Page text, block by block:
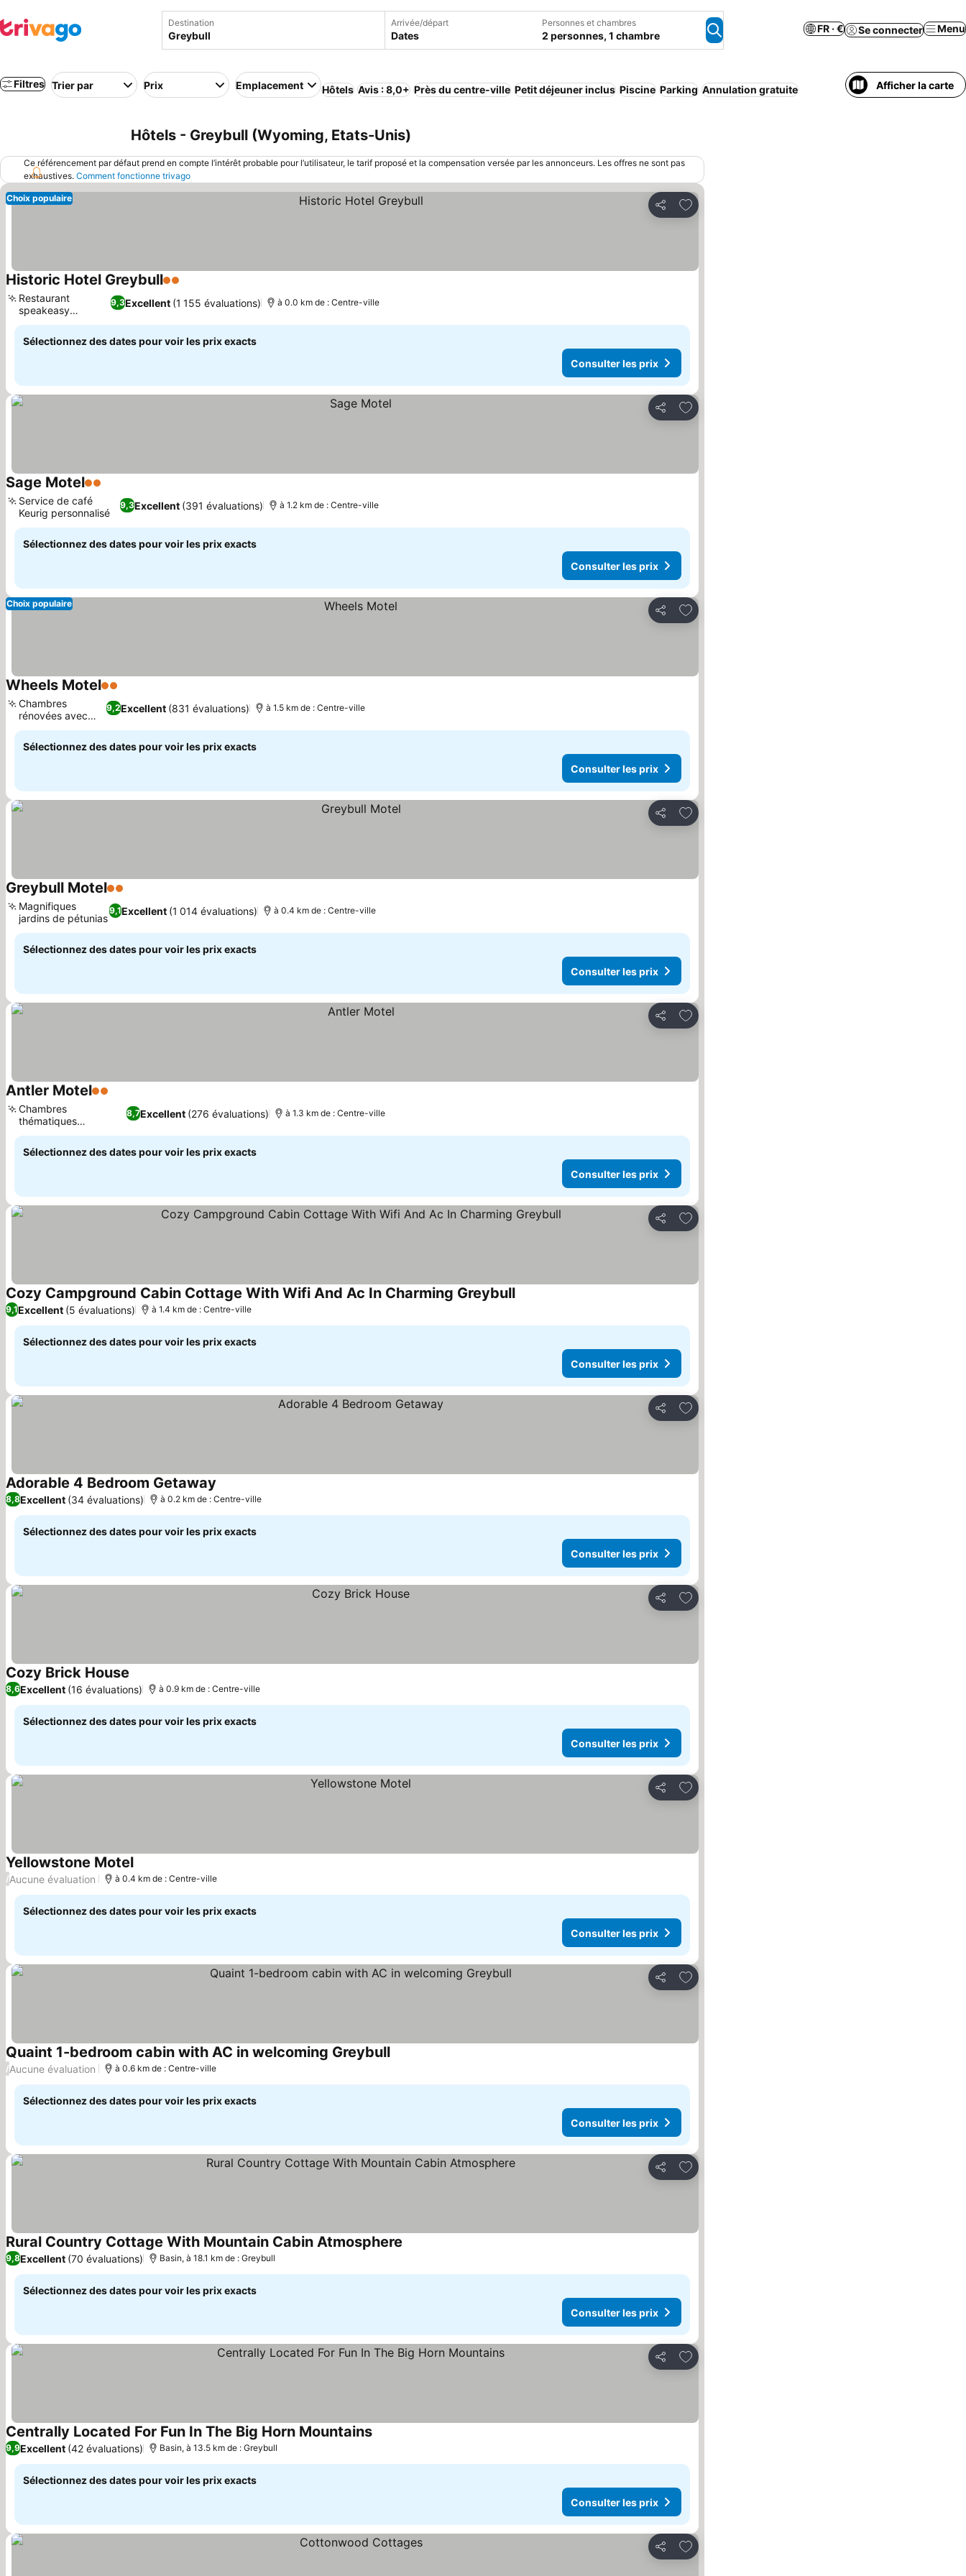
Destination Arrivée/départ
Dates
Personnes et chambres
2 personnes, 1 chambre
FR · € Se connecter Menu
Filtres Trier par Prix Emplacement Hôtels Avis : 8,0+ Près du centre-ville Petit déjeuner inclus Piscine Parking Annulation gratuite Afficher la carte
Hôtels - Greybull (Wyoming, Etats-Unis)
Ce référencement par défaut prend en compte l’intérêt probable pour l’utilisateur, le tarif proposé et la compensation versée par les annonceurs. Les offres ne sont pas
exhaustives. Comment fonctionne trivago
Partager
Ajouter à mes favoris
Choix populaire
Historic Hotel Greybull2 Étoiles
9,3Excellent (1 155 évaluations)
Restaurant
speakeasy
historique
à 0.0 km de : Centre-ville
Sélectionnez des dates pour voir les prix exacts
Consulter les prix
Partager
Ajouter à mes favoris
Sage Motel2 Étoiles
9,3Excellent (391 évaluations)
Service de café
Keurig personnalisé
à 1.2 km de : Centre-ville
Sélectionnez des dates pour voir les prix exacts
Consulter les prix
Partager
Ajouter à mes favoris
Choix populaire
Wheels Motel2 Étoiles
9,2Excellent (831 évaluations)
Chambres
rénovées avec
soin
à 1.5 km de : Centre-ville
Sélectionnez des dates pour voir les prix exacts
Consulter les prix
Partager
Ajouter à mes favoris
Greybull Motel2 Étoiles
9,1Excellent (1 014 évaluations)
Magnifiques
jardins de pétunias
à 0.4 km de : Centre-ville
Sélectionnez des dates pour voir les prix exacts
Consulter les prix
Partager
Ajouter à mes favoris
Antler Motel2 Étoiles
8,7Excellent (276 évaluations)
Chambres
thématiques
personnalisées
à 1.3 km de : Centre-ville
Sélectionnez des dates pour voir les prix exacts
Consulter les prix
Partager
Ajouter à mes favoris
Cozy Campground Cabin Cottage With Wifi And Ac In Charming GreybullConsulter les prix
9,1Excellent (5 évaluations) à 1.4 km de : Centre-ville
Sélectionnez des dates pour voir les prix exacts
Consulter les prix
Partager
Ajouter à mes favoris
Adorable 4 Bedroom Getaway
8,8Excellent (34 évaluations) à 0.2 km de : Centre-ville
Sélectionnez des dates pour voir les prix exacts
Consulter les prix
Partager
Ajouter à mes favoris
Cozy Brick House Consulter les prix
8,6Excellent (16 évaluations) à 0.9 km de : Centre-ville
Sélectionnez des dates pour voir les prix exacts
Consulter les prix
Partager
Ajouter à mes favoris
Yellowstone MotelConsulter les prix
/Aucune évaluation à 0.4 km de : Centre-ville
Sélectionnez des dates pour voir les prix exacts
Consulter les prix
Partager
Ajouter à mes favoris
Quaint 1-bedroom cabin with AC in welcoming GreybullConsulter les prix
/Aucune évaluation à 0.6 km de : Centre-ville
Sélectionnez des dates pour voir les prix exacts
Consulter les prix
Partager
Ajouter à mes favoris
Rural Country Cottage With Mountain Cabin Atmosphere
9,8Excellent (70 évaluations) Basin, à 18.1 km de : Greybull
Sélectionnez des dates pour voir les prix exacts
Consulter les prix
Partager
Ajouter à mes favoris
Centrally Located For Fun In The Big Horn MountainsConsulter les prix
9,9Excellent (42 évaluations) Basin, à 13.5 km de : Greybull
Sélectionnez des dates pour voir les prix exacts
Consulter les prix
Partager
Ajouter à mes favoris